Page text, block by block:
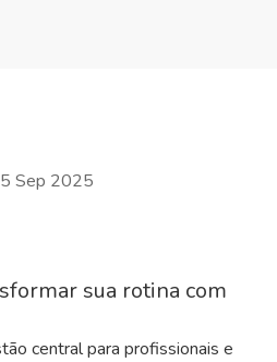
Sep 2025
sua rotina com
central para profissionais e